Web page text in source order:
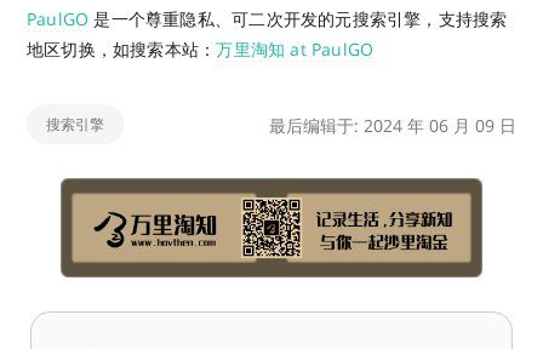
PaulGO 是一个尊重隐私、可二次开发的元搜索引擎，支持搜索
地区切换，如搜索本站：万里淘知 at PaulGO
搜索引擎 最后编辑于: 2024 年 06 月 09 日